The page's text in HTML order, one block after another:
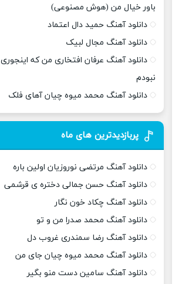
باور خیال من (هوش مصنوعی)
دانلود آهنگ حمید دال اعتماد
دانلود آهنگ مجال لبیک
دانلود آهنگ عرفان افتخاری من که اینجوری
نبودم
دانلود آهنگ محمد میوه چیان آهای فلک
پربازدیدترین های ماه
دانلود آهنگ مرتضی نوروزیان اولین باره
دانلود آهنگ حسن جمالی دختره ی قرشمی
دانلود آهنگ چکاد خون نگار
دانلود آهنگ محمد صدرا من و تو
دانلود آهنگ رضا سمندری غروب دل
دانلود آهنگ محمد میوه چیان جای من
دانلود آهنگ سامین دست منو بگیر